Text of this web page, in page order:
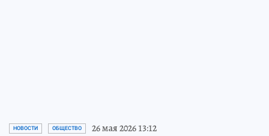
НОВОСТИ ОБЩЕСТВО 26 мая 2026 13:12